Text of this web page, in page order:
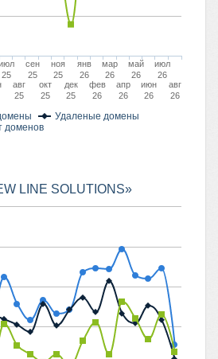
Удаленые домены
доменов
25
авг
25
сен
25
окт
25
ноя
25
дек
25
янв
26
фев
26
мар
26
апр
26
май
26
июн
26
июл
26
авг
26
LINE SOLUTIONS»